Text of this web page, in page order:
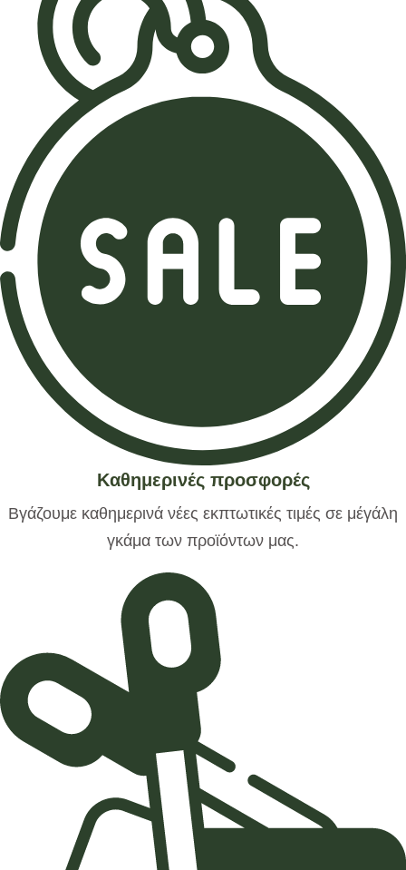
Καθημερινές προσφορές
Βγάζουμε καθημερινά νέες εκπτωτικές τιμές σε μέγάλη
γκάμα των προϊόντων μας.